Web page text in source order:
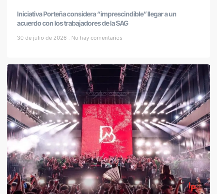
Iniciativa Porteña considera “imprescindible” llegar a un
acuerdo con los trabajadores de la SAG
30 de julio de 2026 No hay comentarios